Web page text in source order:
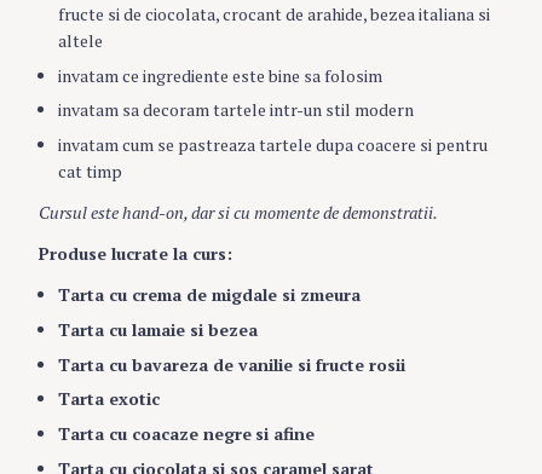
fructe si de ciocolata, crocant de arahide, bezea italiana si
altele
invatam ce ingrediente este bine sa folosim
invatam sa decoram tartele intr-un stil modern
invatam cum se pastreaza tartele dupa coacere si pentru
cat timp
Cursul este hand-on, dar si cu momente de demonstratii.
Produse lucrate la curs:
Tarta cu crema de migdale si zmeura
Tarta cu lamaie si bezea
Tarta cu bavareza de vanilie si fructe rosii
Tarta exotic
Tarta cu coacaze negre si afine
Tarta cu ciocolata si sos caramel sarat